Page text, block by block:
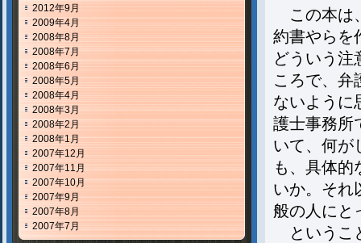
2012年9月
2009年4月
2008年8月
2008年7月
2008年6月
2008年5月
2008年4月
2008年3月
2008年2月
2008年1月
2007年12月
2007年11月
2007年10月
2007年9月
2007年8月
2007年7月
この本は
約書やらを
どういう注
ころで、弁
ないように
護士事務所
いて、何が
も、具体的
いか。それ
般の人に
というこ